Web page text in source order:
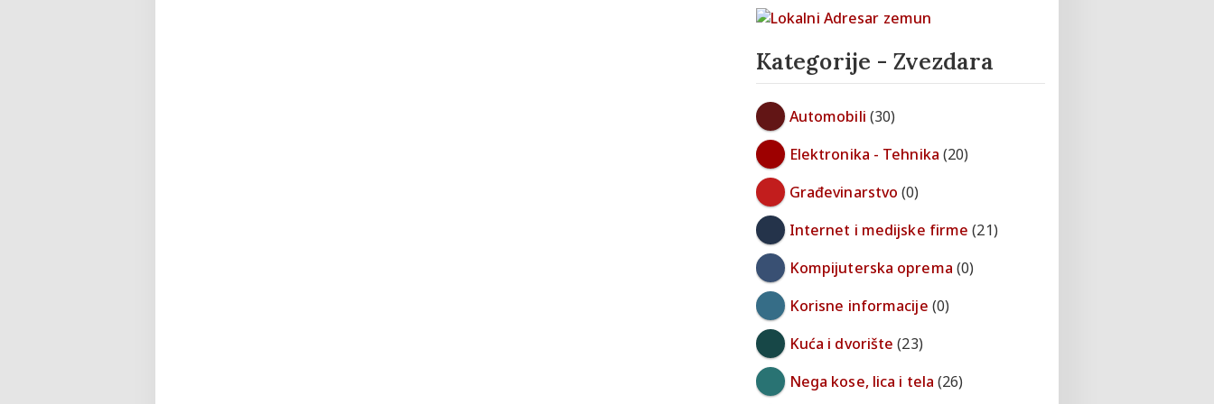
Kategorije - Zvezdara
Automobili (30)
Elektronika - Tehnika (20)
Građevinarstvo (0)
Internet i medijske firme (21)
Kompijuterska oprema (0)
Korisne informacije (0)
Kuća i dvorište (23)
Nega kose, lica i tela (26)